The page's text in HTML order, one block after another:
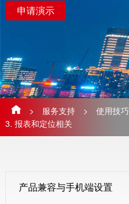
申请演示
> 服务支持 > 使用技巧
3. 报表和定位相关
产品兼容与手机端设置